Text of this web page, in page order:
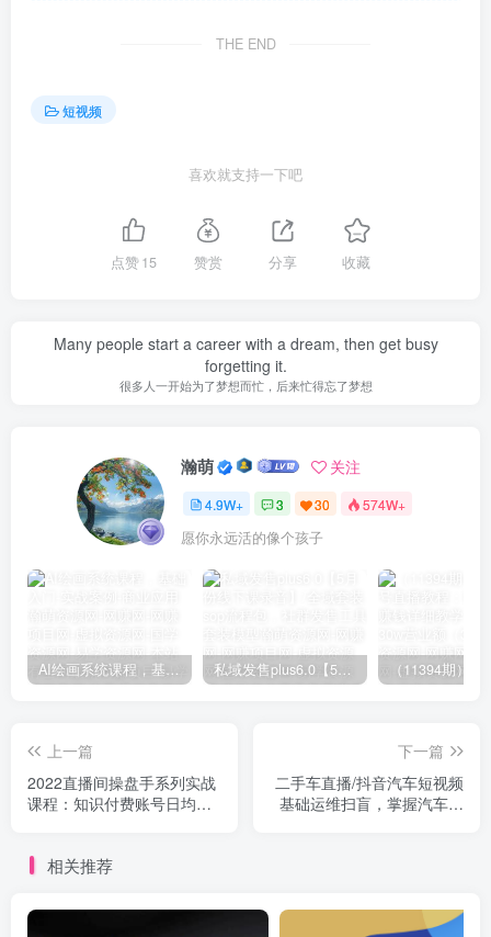
THE END
短视频
喜欢就支持一下吧
点赞15 赞赏 分享 收藏
Many people start a career with a dream, then get busy
forgetting it.
很多人一开始为了梦想而忙，后来忙得忘了梦想
瀚萌 关注
4.9W+ 3 30 574W+
愿你永远活的像个孩子
AI绘画系统课程，基础入门-实战案例-商业应用 私域发售plus6.0【5月份线下课录音】/全域套装sop流程包，社群发售工具套装模型
上一篇
2022直播间操盘手系列实战
课程：知识付费账号日均场
下一篇
二手车直播/抖音汽车短视频
基础运维扫盲，掌握汽车赛
相关推荐